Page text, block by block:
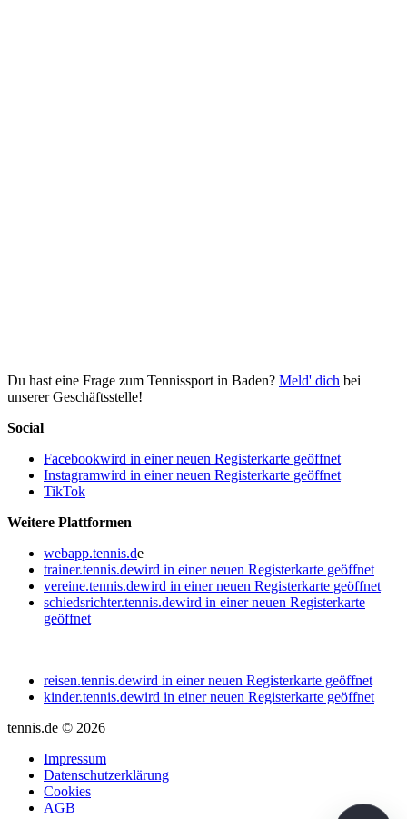
Du hast eine Frage zum Tennissport in Baden? Meld' dich bei
unserer Geschäftsstelle!
Social
Facebookwird in einer neuen Registerkarte geöffnet
Instagramwird in einer neuen Registerkarte geöffnet
TikTok
Weitere Plattformen
webapp.tennis.de
trainer.tennis.dewird in einer neuen Registerkarte geöffnet
vereine.tennis.dewird in einer neuen Registerkarte geöffnet
schiedsrichter.tennis.dewird in einer neuen Registerkarte
geöffnet
reisen.tennis.dewird in einer neuen Registerkarte geöffnet
kinder.tennis.dewird in einer neuen Registerkarte geöffnet
tennis.de © 2026
Impressum
Datenschutzerklärung
Cookies
AGB